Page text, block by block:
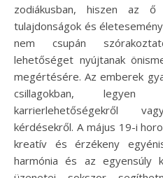
zodiákusban, hiszen az ő
tulajdonságok és
nem csupán
lehetőséget nyújtanak
megértésére. Az emberek
csillagokban, legyen
karrierlehetőségekről
kérdésekről. A május 19-i
kreatív és érzékeny
harmónia és az egyensúly